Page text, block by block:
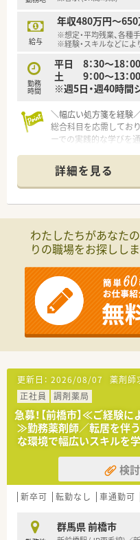
丁寧な服薬指導をお任
■施設にお住まいの患
域医療に深く貢献でき
■ご希望に応じて学術
務を、現場の業務と兼
【こんな方にオススメ】
ライベートの時間を大
■充実した研修制度や外
としての専門性を継続
プロジェクトに主体的
給与
年収480万円～650
※想定・平均残業、各種
※経験・スキルなどによ
勤務
時間
平日 8：30～18：00
土 9：00～13：00
※週5日・週40時間
＼幅広い処方箋を経験
総合科目を応需してお
ーでの実践的な学びを
【店舗情報と応需状況に
■深谷駅から車で5分の
科目を1日あたり約70
が在籍しており、無理
■総合病院の門前薬局と
方箋に触れることで幅
【求人情報について】
■正社員として最大年
れまでのご経験やスキ
■年間休日120日以上で
とオフの切り替えがし
■結婚や転居に伴う入
イルに合わせた柔軟な
【法人特徴について】
■埼玉県北部を中心に
貢献をモットーに地域
■どの店舗も家庭的な
業員同士のコミュニケ
■地域の中核病院前に実
員の教育やスキルアッ
【こんな方が活躍中】
■ワークライフバラン
せながら、イキイキと
■幅広い科目の処方箋
アップを目指し、自己
詳細を見る
わたしたちがあなた
りの職場をお探ししま
更新日： 2026/08/07 薬剤師
正社員
調剤薬局
急募！【前橋市】≪ご経験
≫勤務薬剤師／転居を伴
な環境で幅広いスキルを
検
新卒可 転勤なし 車通勤可
群馬県 前橋市